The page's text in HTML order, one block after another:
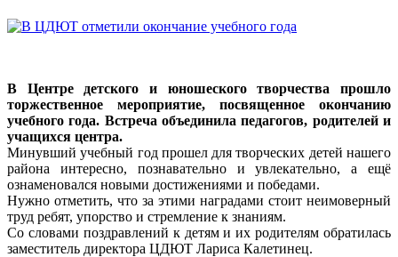
В Центре детского и юношеского творчества прошло
торжественное мероприятие, посвященное окончанию
учебного года. Встреча объединила педагогов, родителей и
учащихся центра.
Минувший учебный год прошел для творческих детей нашего
района интересно, познавательно и увлекательно, а ещё
ознаменовался новыми достижениями и победами.
Нужно отметить, что за этими наградами стоит неимоверный
труд ребят, упорство и стремление к знаниям.
Со словами поздравлений к детям и их родителям обратилась
заместитель директора ЦДЮТ Лариса Калетинец.